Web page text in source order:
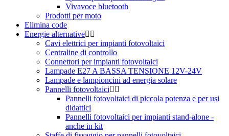
Vivavoce bluetooth
Prodotti per moto
Elimina code
Energie alternative
Cavi elettrici per impianti fotovoltaici
Centraline di controllo
Connettori per impianti fotovoltaici
Lampade E27 A BASSA TENSIONE 12V-24V
Lampade e lampioncini ad energia solare
Pannelli fotovoltaici
Pannelli fotovoltaici di piccola potenza e per usi
didattici
Pannelli fotovoltaici per impianti stand-alone -
anche in kit